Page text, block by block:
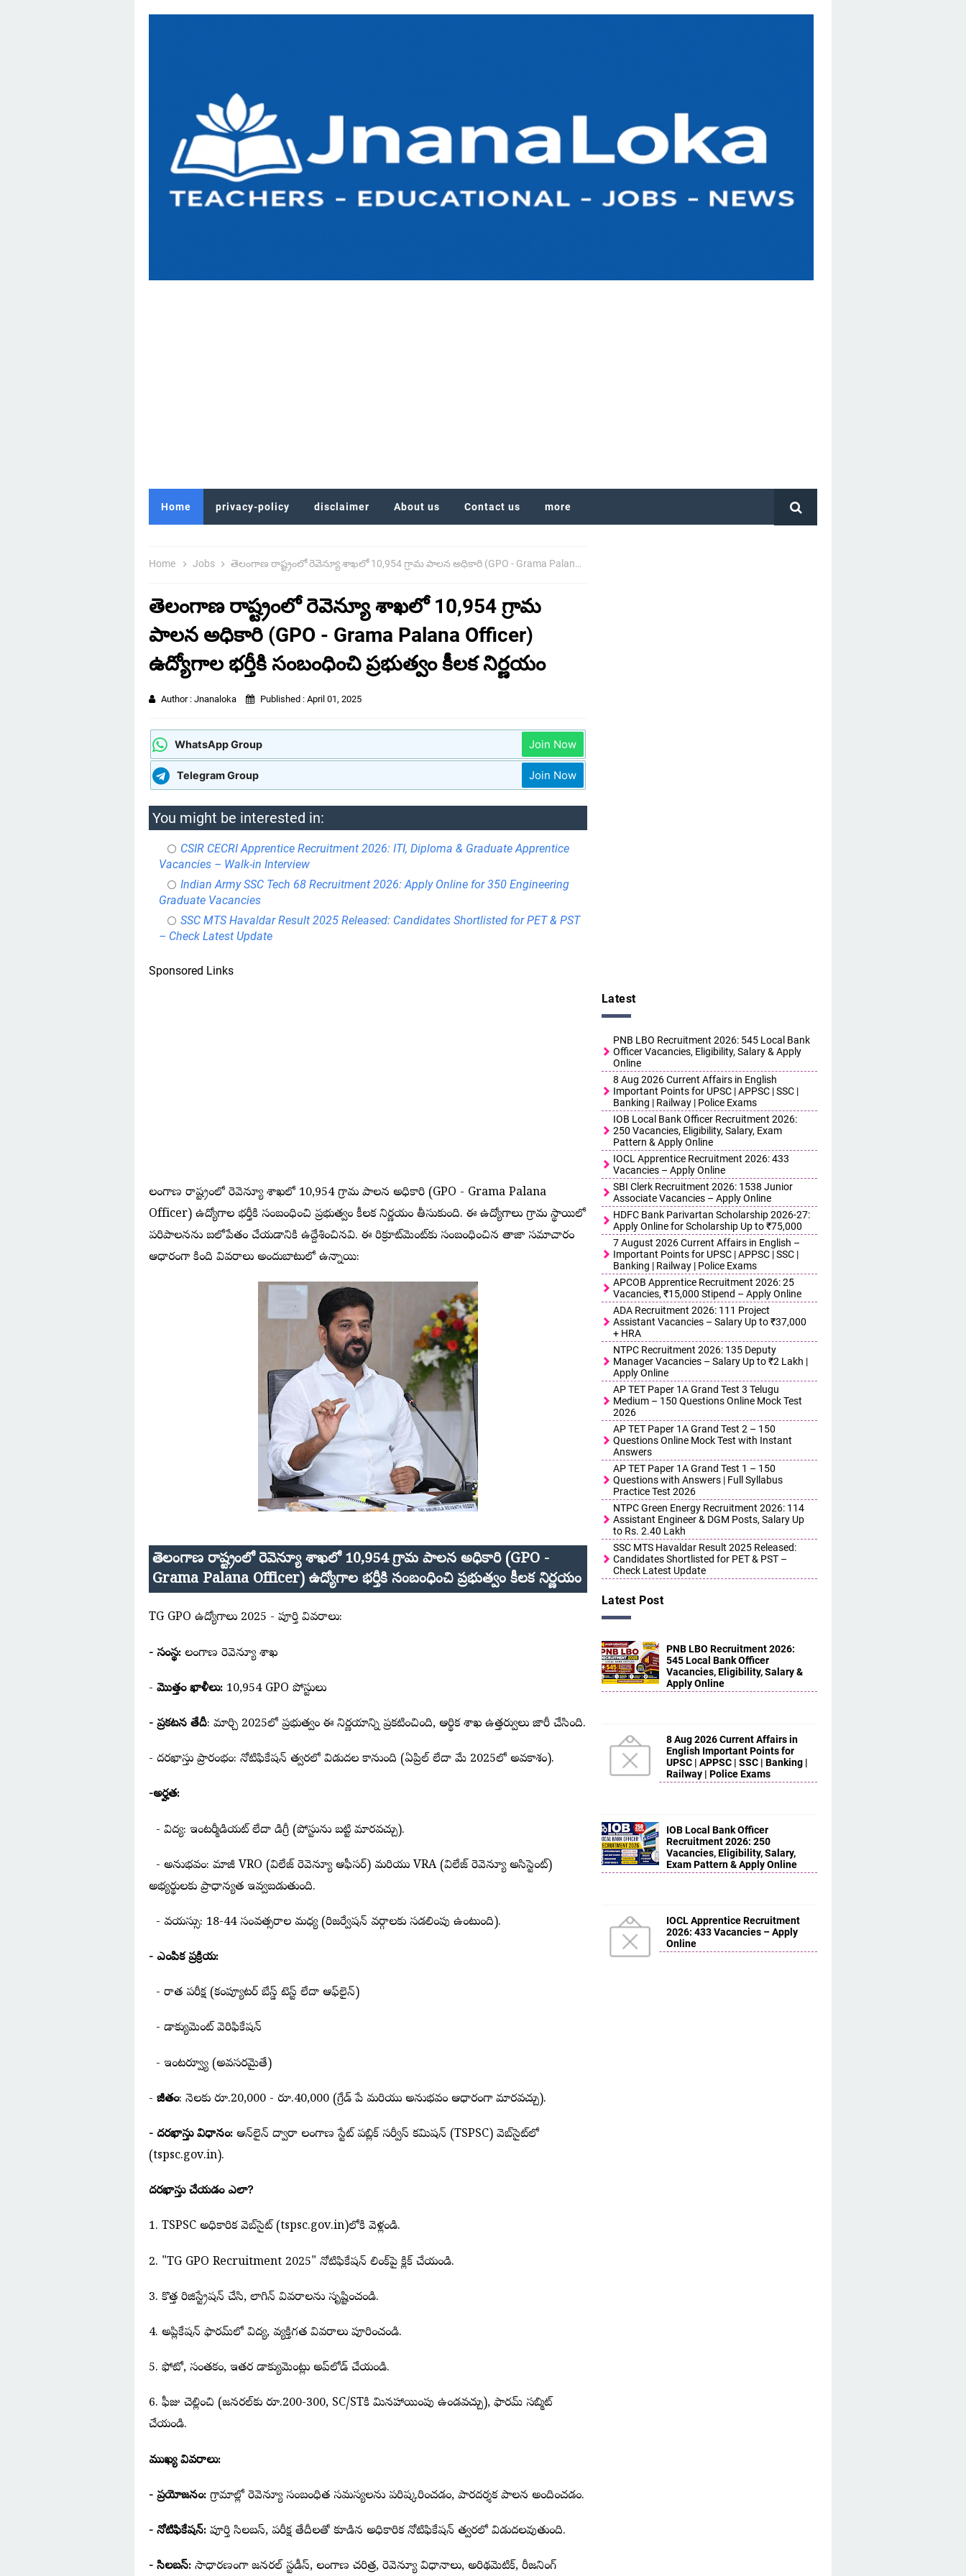
Home privacy-policy disclaimer About us Contact us more
Home Jobs తెలంగాణ రాష్ట్రంలో రెవెన్యూ శాఖలో 10,954 గ్రామ పాలన అధికారి (GPO - Grama Palana Officer) ఉద్యోగాల భర్తీకి సంబంధించి ప్రభుత్వం కీలక నిర్ణయం
తెలంగాణ రాష్ట్రంలో రెవెన్యూ శాఖలో 10,954 గ్రామ
పాలన అధికారి (GPO - Grama Palana Officer)
ఉద్యోగాల భర్తీకి సంబంధించి ప్రభుత్వం కీలక నిర్ణయం
Author : Jnanaloka Published : April 01, 2025
WhatsApp Group Join Now
Telegram Group Join Now
You might be interested in:
CSIR CECRI Apprentice Recruitment 2026: ITI, Diploma & Graduate Apprentice
Vacancies – Walk-in Interview
Indian Army SSC Tech 68 Recruitment 2026: Apply Online for 350 Engineering
Graduate Vacancies
SSC MTS Havaldar Result 2025 Released: Candidates Shortlisted for PET & PST
– Check Latest Update
Sponsored Links
తెలంగాణ రాష్ట్రంలో రెవెన్యూ శాఖలో 10,954 గ్రామ పాలన అధికారి (GPO - Grama Palana
Officer) ఉద్యోగాల భర్తీకి సంబంధించి ప్రభుత్వం కీలక నిర్ణయం తీసుకుంది. ఈ ఉద్యోగాలు గ్రామ స్థాయిలో
పరిపాలనను బలోపేతం చేయడానికి ఉద్దేశించినవి. ఈ రిక్రూట్‌మెంట్‌కు సంబంధించిన తాజా సమాచారం
ఆధారంగా కింది వివరాలు అందుబాటులో ఉన్నాయి:
తెలంగాణ రాష్ట్రంలో రెవెన్యూ శాఖలో 10,954 గ్రామ పాలన అధికారి (GPO -
Grama Palana Officer) ఉద్యోగాల భర్తీకి సంబంధించి ప్రభుత్వం కీలక నిర్ణయం
TG GPO ఉద్యోగాలు 2025 - పూర్తి వివరాలు:
- సంస్థ: తెలంగాణ రెవెన్యూ శాఖ
- మొత్తం ఖాళీలు: 10,954 GPO పోస్టులు
- ప్రకటన తేదీ: మార్చి 2025లో ప్రభుత్వం ఈ నిర్ణయాన్ని ప్రకటించింది, ఆర్థిక శాఖ ఉత్తర్వులు జారీ చేసింది.
- దరఖాస్తు ప్రారంభం: నోటిఫికేషన్ త్వరలో విడుదల కానుంది (ఏప్రిల్ లేదా మే 2025లో అవకాశం).
-అర్హత:
- విద్య: ఇంటర్మీడియట్ లేదా డిగ్రీ (పోస్టును బట్టి మారవచ్చు).
- అనుభవం: మాజీ VRO (విలేజ్ రెవెన్యూ ఆఫీసర్) మరియు VRA (విలేజ్ రెవెన్యూ అసిస్టెంట్)
అభ్యర్థులకు ప్రాధాన్యత ఇవ్వబడుతుంది.
- వయస్సు: 18-44 సంవత్సరాల మధ్య (రిజర్వేషన్ వర్గాలకు సడలింపు ఉంటుంది).
- ఎంపిక ప్రక్రియ:
- రాత పరీక్ష (కంప్యూటర్ బేస్డ్ టెస్ట్ లేదా ఆఫ్‌లైన్)
- డాక్యుమెంట్ వెరిఫికేషన్
- ఇంటర్వ్యూ (అవసరమైతే)
- జీతం: నెలకు రూ.20,000 - రూ.40,000 (గ్రేడ్ పే మరియు అనుభవం ఆధారంగా మారవచ్చు).
- దరఖాస్తు విధానం: ఆన్‌లైన్ ద్వారా తెలంగాణ స్టేట్ పబ్లిక్ సర్వీస్ కమిషన్ (TSPSC) వెబ్‌సైట్‌లో
(tspsc.gov.in).
దరఖాస్తు చేయడం ఎలా?
1. TSPSC అధికారిక వెబ్‌సైట్ (tspsc.gov.in)లోకి వెళ్లండి.
2. "TG GPO Recruitment 2025" నోటిఫికేషన్ లింక్‌పై క్లిక్ చేయండి.
3. కొత్త రిజిస్ట్రేషన్ చేసి, లాగిన్ వివరాలను సృష్టించండి.
4. అప్లికేషన్ ఫారమ్‌లో విద్య, వ్యక్తిగత వివరాలు పూరించండి.
5. ఫోటో, సంతకం, ఇతర డాక్యుమెంట్లు అప్‌లోడ్ చేయండి.
6. ఫీజు చెల్లించి (జనరల్‌కు రూ.200-300, SC/STకి మినహాయింపు ఉండవచ్చు), ఫారమ్ సబ్మిట్
చేయండి.
ముఖ్య వివరాలు:
- ప్రయోజనం: గ్రామాల్లో రెవెన్యూ సంబంధిత సమస్యలను పరిష్కరించడం, పారదర్శక పాలన అందించడం.
- నోటిఫికేషన్: పూర్తి సిలబస్, పరీక్ష తేదీలతో కూడిన అధికారిక నోటిఫికేషన్ త్వరలో విడుదలవుతుంది.
- సిలబస్: సాధారణంగా జనరల్ స్టడీస్, తెలంగాణ చరిత్ర, రెవెన్యూ విధానాలు, అరిథమెటిక్, రీజనింగ్
Latest
PNB LBO Recruitment 2026: 545 Local Bank
Officer Vacancies, Eligibility, Salary & Apply
Online
8 Aug 2026 Current Affairs in English
Important Points for UPSC | APPSC | SSC |
Banking | Railway | Police Exams
IOB Local Bank Officer Recruitment 2026:
250 Vacancies, Eligibility, Salary, Exam
Pattern & Apply Online
IOCL Apprentice Recruitment 2026: 433
Vacancies – Apply Online
SBI Clerk Recruitment 2026: 1538 Junior
Associate Vacancies – Apply Online
HDFC Bank Parivartan Scholarship 2026-27:
Apply Online for Scholarship Up to ₹75,000
7 August 2026 Current Affairs in English –
Important Points for UPSC | APPSC | SSC |
Banking | Railway | Police Exams
APCOB Apprentice Recruitment 2026: 25
Vacancies, ₹15,000 Stipend – Apply Online
ADA Recruitment 2026: 111 Project
Assistant Vacancies – Salary Up to ₹37,000
+ HRA
NTPC Recruitment 2026: 135 Deputy
Manager Vacancies – Salary Up to ₹2 Lakh |
Apply Online
AP TET Paper 1A Grand Test 3 Telugu
Medium – 150 Questions Online Mock Test
2026
AP TET Paper 1A Grand Test 2 – 150
Questions Online Mock Test with Instant
Answers
AP TET Paper 1A Grand Test 1 – 150
Questions with Answers | Full Syllabus
Practice Test 2026
NTPC Green Energy Recruitment 2026: 114
Assistant Engineer & DGM Posts, Salary Up
to Rs. 2.40 Lakh
SSC MTS Havaldar Result 2025 Released:
Candidates Shortlisted for PET & PST –
Check Latest Update
Latest Post
PNB LBO Recruitment 2026:
545 Local Bank Officer
Vacancies, Eligibility, Salary &
Apply Online
8 Aug 2026 Current Affairs in
English Important Points for
UPSC | APPSC | SSC | Banking |
Railway | Police Exams
IOB Local Bank Officer
Recruitment 2026: 250
Vacancies, Eligibility, Salary,
Exam Pattern & Apply Online
IOCL Apprentice Recruitment
2026: 433 Vacancies – Apply
Online